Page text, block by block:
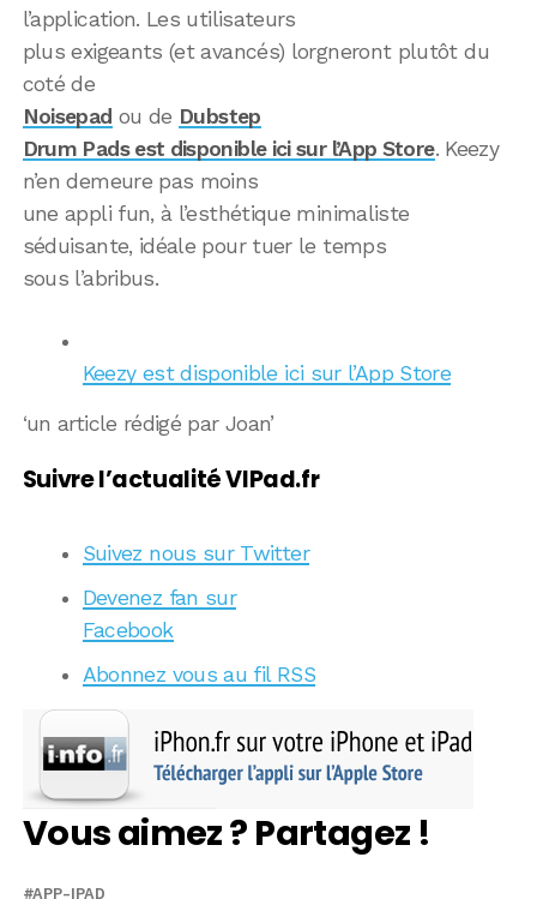
l’application. Les utilisateurs
plus exigeants (et avancés) lorgneront plutôt du
coté de
Noisepad ou de Dubstep
Drum Pads est disponible ici sur l’App Store. Keezy
n’en demeure pas moins
une appli fun, à l’esthétique minimaliste
séduisante, idéale pour tuer le temps
sous l’abribus.
Keezy est disponible ici sur l’App Store
‘un article rédigé par Joan’
Suivre l’actualité VIPad.fr
Suivez nous sur Twitter
Devenez fan sur
Facebook
Abonnez vous au fil RSS
Vous aimez ? Partagez !
APP-IPAD